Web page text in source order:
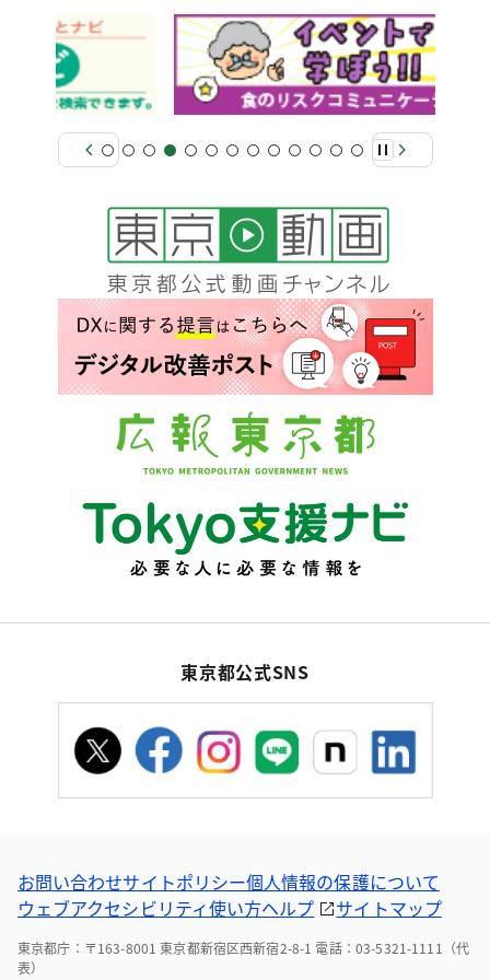
東京都公式SNS
お問い合わせサイトポリシー個人情報の保護について
ウェブアクセシビリティ使い方ヘルプ サイトマップ
東京都庁：〒163-8001 東京都新宿区西新宿2-8-1 電話：03-5321-1111（代
表）